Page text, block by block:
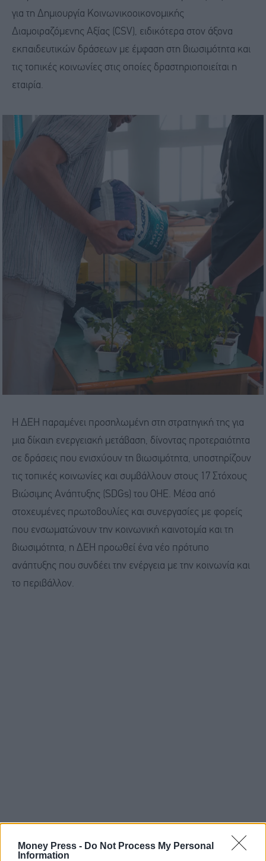
Money Press - Do Not Process My Personal
Information
για τη Δημιουργία Κοινωνικοοικονομικής
Διαμοιραζόμενης Αξίας (CSV), ειδικότερα στον άξονα
εκπαιδευτικών δράσεων με έμφαση στη βιωσιμότητα και
τις τοπικές κοινωνίες στις οποίες δραστηριοποιείται η
εταιρία.
Η ΔΕΗ παραμένει προσηλωμένη στη στρατηγική της για
μια δίκαιη ενεργειακή μετάβαση, δίνοντας προτεραιότητα
σε δράσεις που ενισχύουν τη βιωσιμότητα, υποστηρίζουν
τις τοπικές κοινωνίες και συμβάλλουν στους 17 Στόχους
Βιώσιμης Ανάπτυξης (SDGs) του ΟΗΕ. Μέσα από
στοχευμένες πρωτοβουλίες και συνεργασίες με φορείς
που ενσωματώνουν την κοινωνική καινοτομία και τη
βιωσιμότητα, η ΔΕΗ προωθεί ένα νέο πρότυπο
ανάπτυξης που συνδέει την ενέργεια με την κοινωνία και
το περιβάλλον.